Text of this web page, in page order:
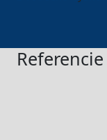
Referencie